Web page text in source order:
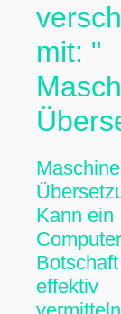
mit: "
Kann ein
Botschaft
effektiv